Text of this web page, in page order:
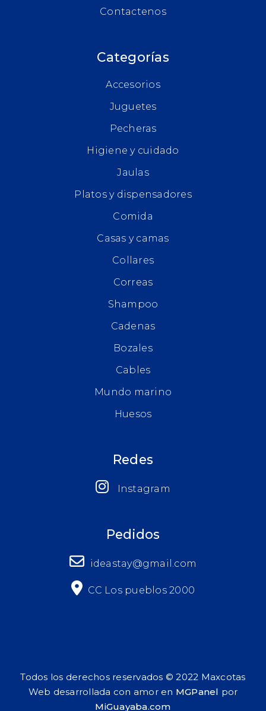
Contactenos
Categorías
Accesorios
Juguetes
Pecheras
Higiene y cuidado
Jaulas
Platos y dispensadores
Comida
Casas y camas
Collares
Correas
Shampoo
Cadenas
Bozales
Cables
Mundo marino
Huesos
Redes
Instagram
Pedidos
ideastay@gmail.com
CC Los pueblos 2000
Todos los derechos reservados © 2022 Maxcotas
Web desarrollada con amor en MGPanel por
MiGuayaba.com